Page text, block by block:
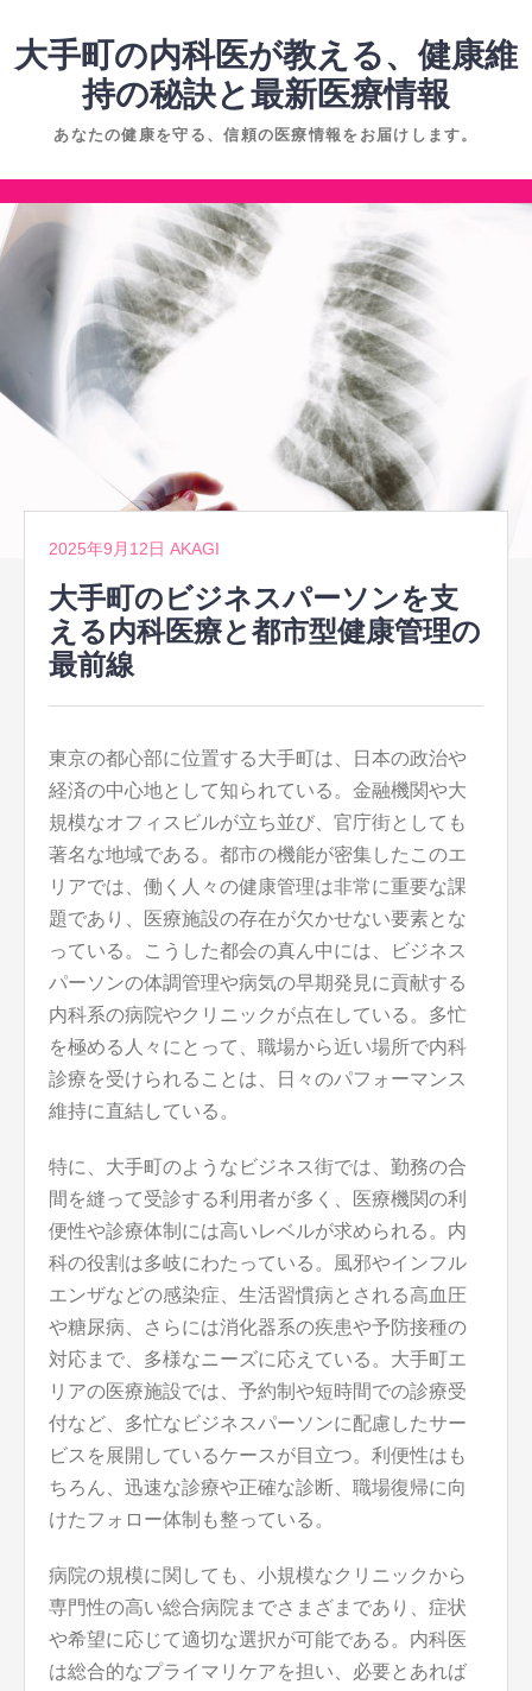
ン
へ
ス
キ
大手町の内科医が教える、健康維
持の秘訣と最新医療情報
あなたの健康を守る、信頼の医療情報をお届けします。
コ
ン
ス
2025年9月12日 AKAGI
大手町のビジネスパーソンを支
える内科医療と都市型健康管理の
最前線
東京の都心部に位置する大手町は、日本の政治や
経済の中心地として知られている。 金融機関や大
規模なオフィスビルが立ち並び、官庁街としても
著名な地域である。都市の機能が密集したこのエ
リアでは、働く人々の健康管理は非常に重要な課
題であり、医療施設の存在が欠かせない要素とな
っている。こうした都会の真ん中には、ビジネス
パーソンの体調管理や病気の早期発見に貢献する
内科系の病院やクリニックが点在している。多忙
を極める人々にとって、職場から近い場所で内科
診療を受けられることは、日々のパフォーマンス
維持に直結している。
特に、大手町のようなビジネス街では、勤務の合
間を縫って受診する利用者が多く、医療機関の利
便性や診療体制には高いレベルが求められる。内
科の役割は多岐にわたっている。風邪やインフル
エンザなどの感染症、生活習慣病とされる高血圧
や糖尿病、さらには消化器系の疾患や予防接種の
対応まで、多様なニーズに応えている。大手町エ
リアの医療施設では、予約制や短時間での診療受
付など、多忙なビジネスパーソンに配慮したサー
ビスを展開しているケースが目立つ。利便性はも
ちろん、迅速な診療や正確な診断、職場復帰に向
けたフォロー体制も整っている。
病院の規模に関しても、小規模なクリニックから
専門性の高い総合病院までさまざまであり、症状
や希望に応じて適切な選択が可能である。内科医
は総合的なプライマリケアを担い、必要とあれば